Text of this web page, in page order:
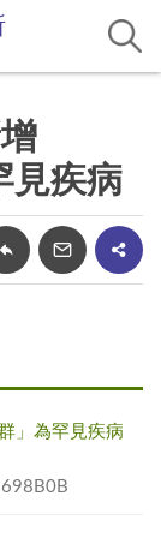
見疾病
」為罕見疾病